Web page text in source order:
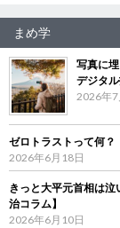
まめ学
写真に
デジタル
2026年7
ゼロトラストって何
2026年6月18日
きっと大平元首相は
治コラム】
2026年6月10日